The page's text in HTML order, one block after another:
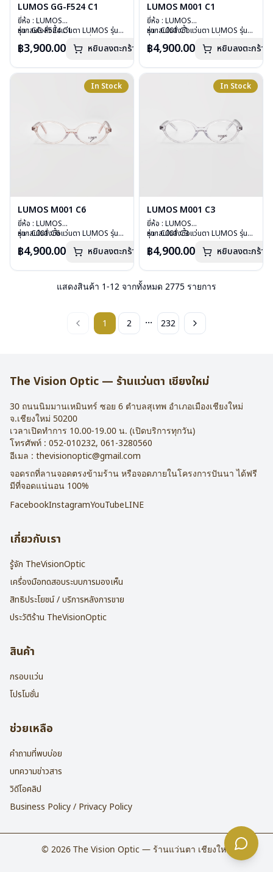
LUMOS GG-F524 C1
ยี่ห้อ : LUMOS
รุ่น : GG-F524 C1
เลนส์ : Demo Lens
น้ำหนัก : 29 กรัม
อุปกรณ์ : กล่องแว่น , ผ้าเช็ดแว่น
หากสนใจสั่งชื้อแว่นตา LUMOS รุ่น
กรุณาติดต่อเราคลิก
฿3,900.00 หยิบลงตะกร้า
LUMOS M001 C1
ยี่ห้อ : LUMOS
รุ่น : C001 C1
เลนส์ : Demo Lens
น้ำหนัก : 26 กรัม
อุปกรณ์ : กล่องแว่น , ผ้าเช็ดแว่น
หากสนใจสั่งชื้อแว่นตา LUMOS รุ่น
กรุณาติดต่อเราคลิก
฿4,900.00 หยิบลงตะกร้า
In Stock
LUMOS M001 C6
ยี่ห้อ : LUMOS
รุ่น : C001 C6
เลนส์ : Demo Lens
น้ำหนัก : 26 กรัม
อุปกรณ์ : กล่องแว่น , ผ้าเช็ดแว่น
การรับประกัน : 2 ปี
หากสนใจสั่งชื้อแว่นตา LUMOS รุ่น
กรุณาติดต่อเราคลิก
฿4,900.00 หยิบลงตะกร้า
In Stock
LUMOS M001 C3
ยี่ห้อ : LUMOS
รุ่น : C001 C3
เลนส์ : Demo Lens
น้ำหนัก : 26 กรัม
อุปกรณ์ : กล่องแว่น , ผ้าเช็ดแว่น
การรับประกัน : 2 ปี
หากสนใจสั่งชื้อแว่นตา LUMOS รุ่น
กรุณาติดต่อเราคลิก
฿4,900.00 หยิบลงตะกร้า
แสดงสินค้า 1-12 จากทั้งหมด 2775 รายการ
1 2 ... 232
The Vision Optic — ร้านแว่นตา เชียงใหม่
30 ถนนนิมมานเหมินทร์ ซอย 6 ตำบลสุเทพ อำเภอเมืองเชียงใหม่
จ.เชียงใหม่ 50200
เวลาเปิดทำการ 10.00-19.00 น. (เปิดบริการทุกวัน)
โทรศัพท์ : 052-010232, 061-3280560
อีเมล : thevisionoptic@gmail.com
จอดรถที่ลานจอดตรงข้ามร้าน หรือจอดภายในโครงการปันนา ได้ฟรี
มีที่จอดแน่นอน 100%
FacebookInstagramYouTubeLINE
เกี่ยวกับเรา
รู้จัก TheVisionOptic
เครื่องมือทดสอบระบบการมองเห็น
สิทธิประโยชน์ / บริการหลังการขาย
ประวัติร้าน TheVisionOptic
สินค้า
กรอบแว่น
โปรโมชั่น
ช่วยเหลือ
คำถามที่พบบ่อย
บทความข่าวสาร
วิดีโอคลิป
Business Policy / Privacy Policy
© 2026 The Vision Optic — ร้านแว่นตา เชียงใหม่